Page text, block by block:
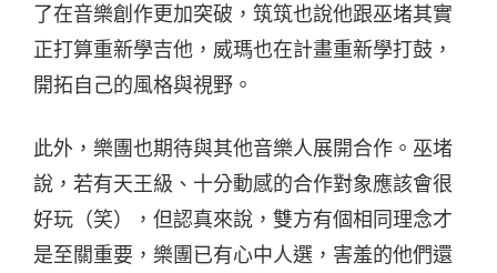
了在音樂創作更加突破，筑筑也說他跟巫堵其實
正打算重新學吉他，威瑪也在計畫重新學打鼓，
開拓自己的風格與視野。
此外，樂團也期待與其他音樂人展開合作。巫堵
說，若有天王級、十分動感的合作對象應該會很
好玩（笑），但認真來說，雙方有個相同理念才
是至關重要，樂團已有心中人選，害羞的他們還